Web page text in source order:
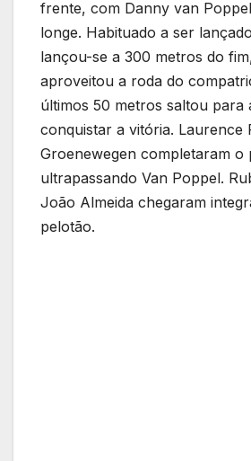
frente, com Danny van
longe. Habituado a ser
lançou-se a 300 metros do
aproveitou a roda do
últimos 50 metros saltou para
conquistar a vitória. Laurence
Groenewegen completaram o
ultrapassando Van Poppel.
João Almeida chegaram
pelotão.